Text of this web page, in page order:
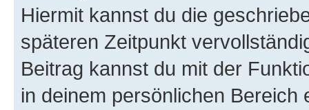
Hiermit kannst du die
späteren Zeitpunkt
Beitrag kannst du mit der
in deinem persönlichen Bereich